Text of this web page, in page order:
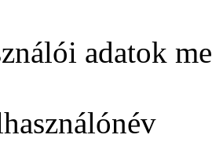
adatok